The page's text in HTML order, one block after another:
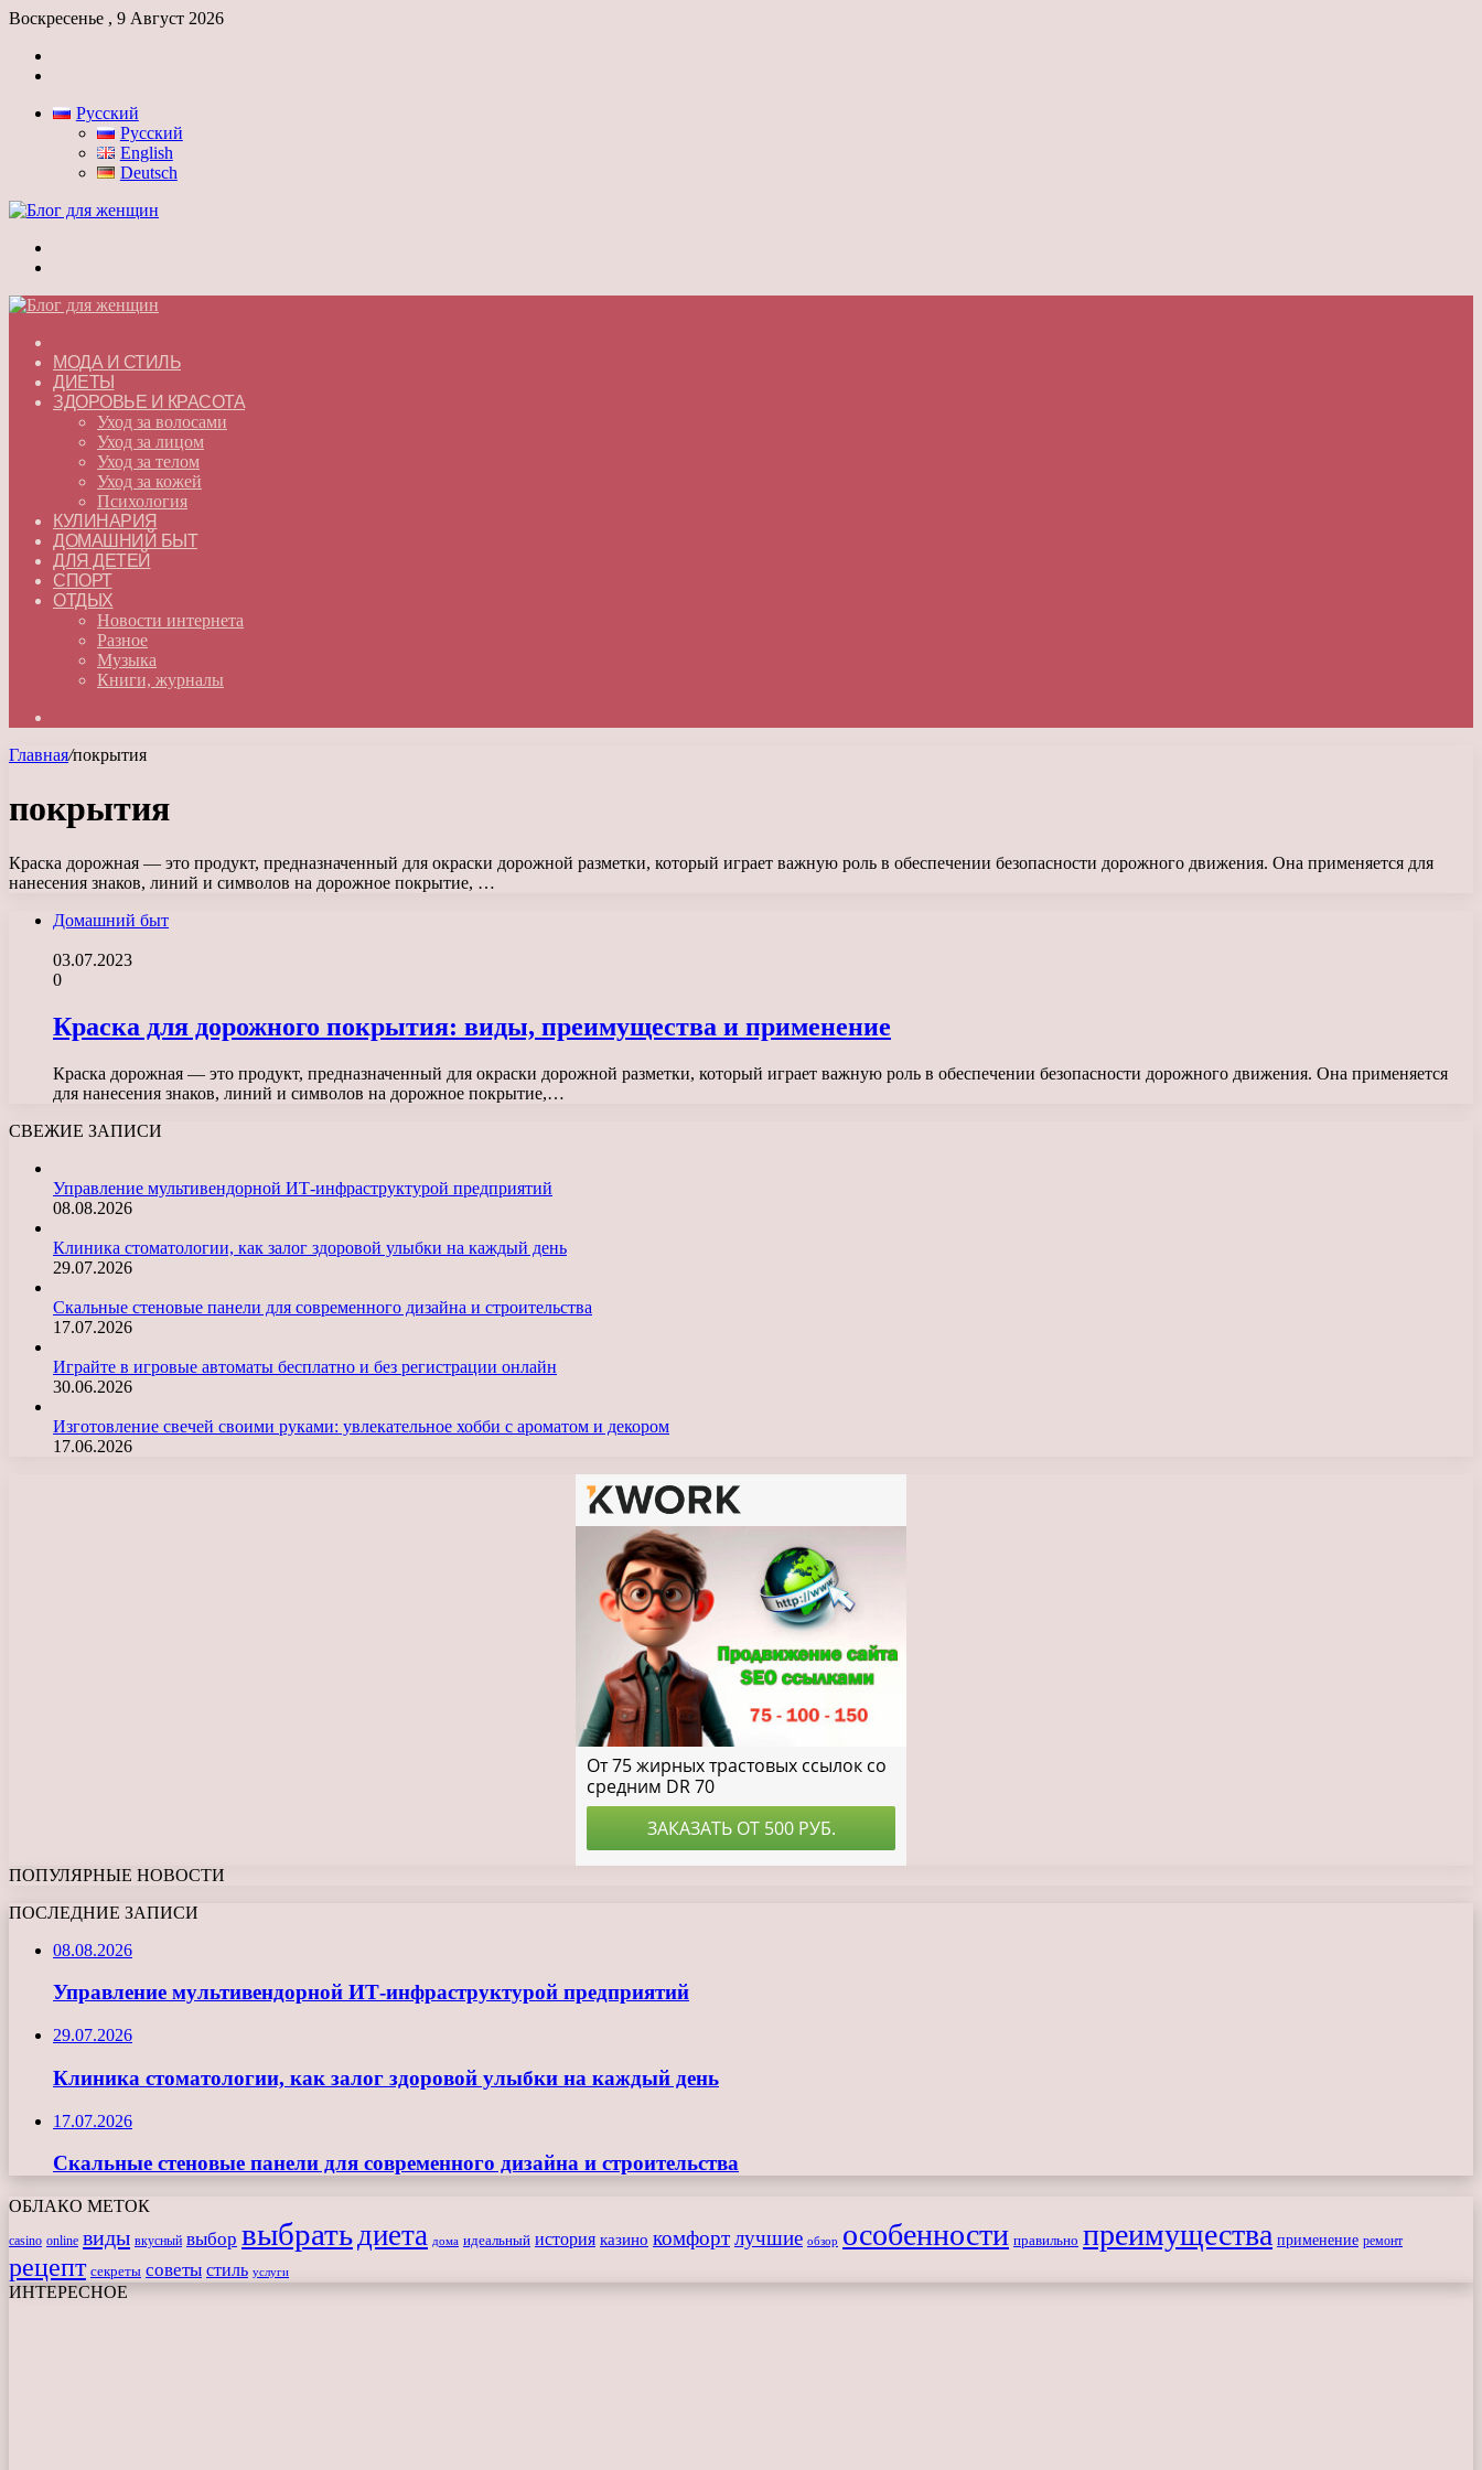
Воскресенье , 9 Август 2026
Русский
Русский
English
Deutsch
МОДА И СТИЛЬ
ДИЕТЫ
ЗДОРОВЬЕ И КРАСОТА
Уход за волосами
Уход за лицом
Уход за телом
Уход за кожей
Психология
КУЛИНАРИЯ
ДОМАШНИЙ БЫТ
ДЛЯ ДЕТЕЙ
СПОРТ
ОТДЫХ
Новости интернета
Разное
Музыка
Книги, журналы
Главная/покрытия
покрытия
Краска дорожная — это продукт, предназначенный для окраски дорожной разметки, который играет важную роль в обеспечении безопасности дорожного движения. Она применяется для
нанесения знаков, линий и символов на дорожное покрытие, …
Домашний быт
03.07.2023
0
Краска для дорожного покрытия: виды, преимущества и применение
Краска дорожная — это продукт, предназначенный для окраски дорожной разметки, который играет важную роль в обеспечении безопасности дорожного движения. Она применяется
для нанесения знаков, линий и символов на дорожное покрытие,…
СВЕЖИЕ ЗАПИСИ
Управление мультивендорной ИТ-инфраструктурой предприятий
08.08.2026
Клиника стоматологии, как залог здоровой улыбки на каждый день
29.07.2026
Скальные стеновые панели для современного дизайна и строительства
17.07.2026
Играйте в игровые автоматы бесплатно и без регистрации онлайн
30.06.2026
Изготовление свечей своими руками: увлекательное хобби с ароматом и декором
17.06.2026
ПОПУЛЯРНЫЕ НОВОСТИ
ПОСЛЕДНИЕ ЗАПИСИ
08.08.2026
Управление мультивендорной ИТ-инфраструктурой предприятий
29.07.2026
Клиника стоматологии, как залог здоровой улыбки на каждый день
17.07.2026
Скальные стеновые панели для современного дизайна и строительства
ОБЛАКО МЕТОК
casino online виды вкусный выбор выбратьдиета дома идеальный история казино комфортлучшие обзор особенности правильно преимущества применение ремонт
рецепт секреты советы стиль услуги
ИНТЕРЕСНОЕ